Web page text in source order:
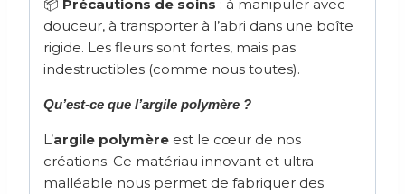
📦 Précautions de soins : à manipuler avec
douceur, à transporter à l’abri dans une boîte
rigide. Les fleurs sont fortes, mais pas
indestructibles (comme nous toutes).
Qu’est-ce que l’argile polymère ?
L’argile polymère est le cœur de nos
créations. Ce matériau innovant et ultra-
malléable nous permet de fabriquer des